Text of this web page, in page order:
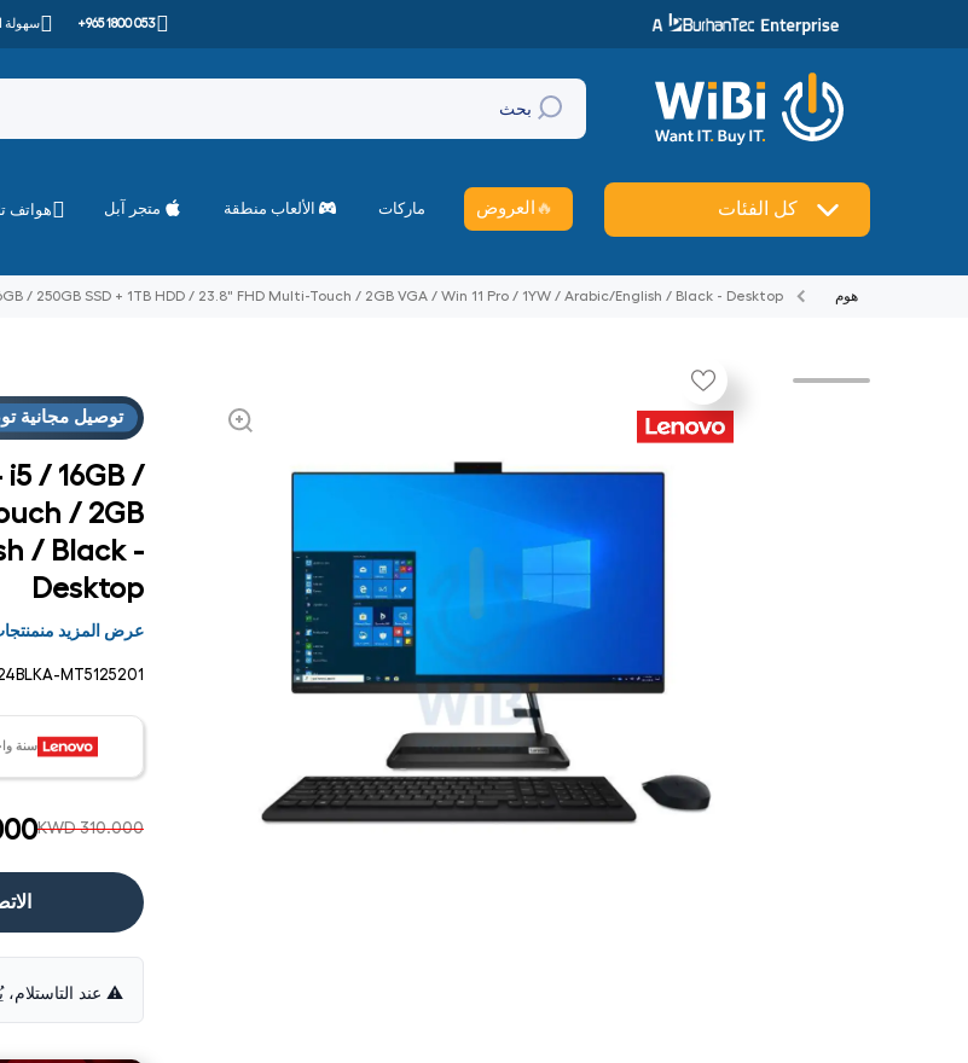
تخطي إلى المحتوى +965 1800 053 سهولة
بحث
كل الفئات 🔥 العروض ماركات الألعاب منطقة متجر آبل هواتف
هوم / 250GB SSD + 1TB HDD / 23.8" FHD Multi-Touch / 2GB VGA / Win 11 Pro / 1YW / Arabic/English / Black - Desktop
تخطي إلى منتج معلومات
توصيل مجانية
/ 16GB /
/ 2GB
/ Black -
Desktop
عرض المزيد
MT5125201
سنة
KWD 310.000
⚠️ عند